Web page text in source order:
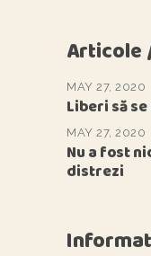
Articole
MAY 27, 2020
Liberi să
MAY 27, 2020
Nu a fost
distrezi